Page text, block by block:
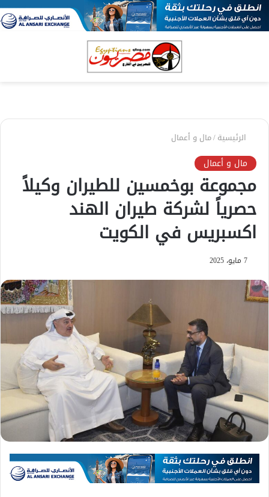
الرئيسية/مال و أعمال
مال و أعمال
مجموعة بوخمسين للطيران وكيلاً
حصرياً لشركة طيران الهند
اكسبريس في الكويت
7 مايو، 2025